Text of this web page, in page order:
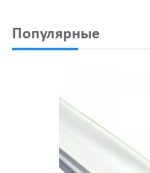
Популярные